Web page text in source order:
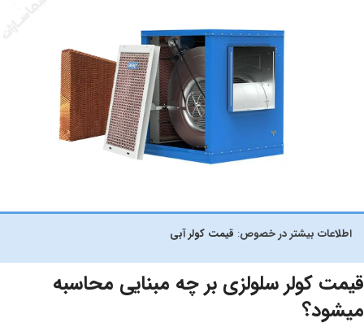
اطلاعات بیشتر در خصوص: قیمت کولر آبی
قیمت کولر سلولزی بر چه مبنایی محاسبه
میشود؟